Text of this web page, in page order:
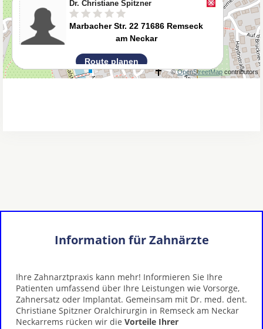
Information für Zahnärzte
Ihre Zahnarztpraxis kann mehr! Informieren Sie Ihre
Patienten umfassend über Ihre Leistungen wie Vorsorge,
Zahnersatz oder Implantat. Gemeinsam mit Dr. med. dent.
Christiane Spitzner Oralchirurgin in Remseck am Neckar
Neckarrems rücken wir die Vorteile Ihrer